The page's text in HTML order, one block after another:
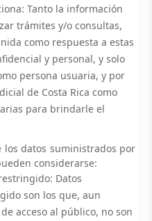
Tanto la información
trámites y/o consultas,
como respuesta a estas
y personal, y solo
persona usuaria, y por
de Costa Rica como
para brindarle el
datos suministrados por
considerarse:
Datos
son los que, aun
acceso al público, no son